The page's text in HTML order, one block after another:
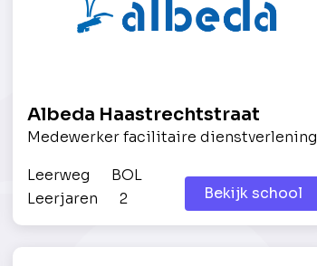
Albeda Haastrechtstraat
Medewerker facilitaire dienstverlening
Leerweg
BOL
Leerjaren
2 Bekijk school